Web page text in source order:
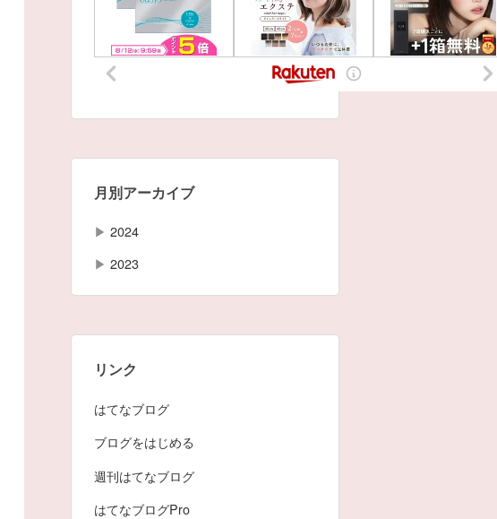
月別アーカイブ
▶ 2024
▶ 2023
リンク
はてなブログ
ブログをはじめる
週刊はてなブログ
はてなブログPro